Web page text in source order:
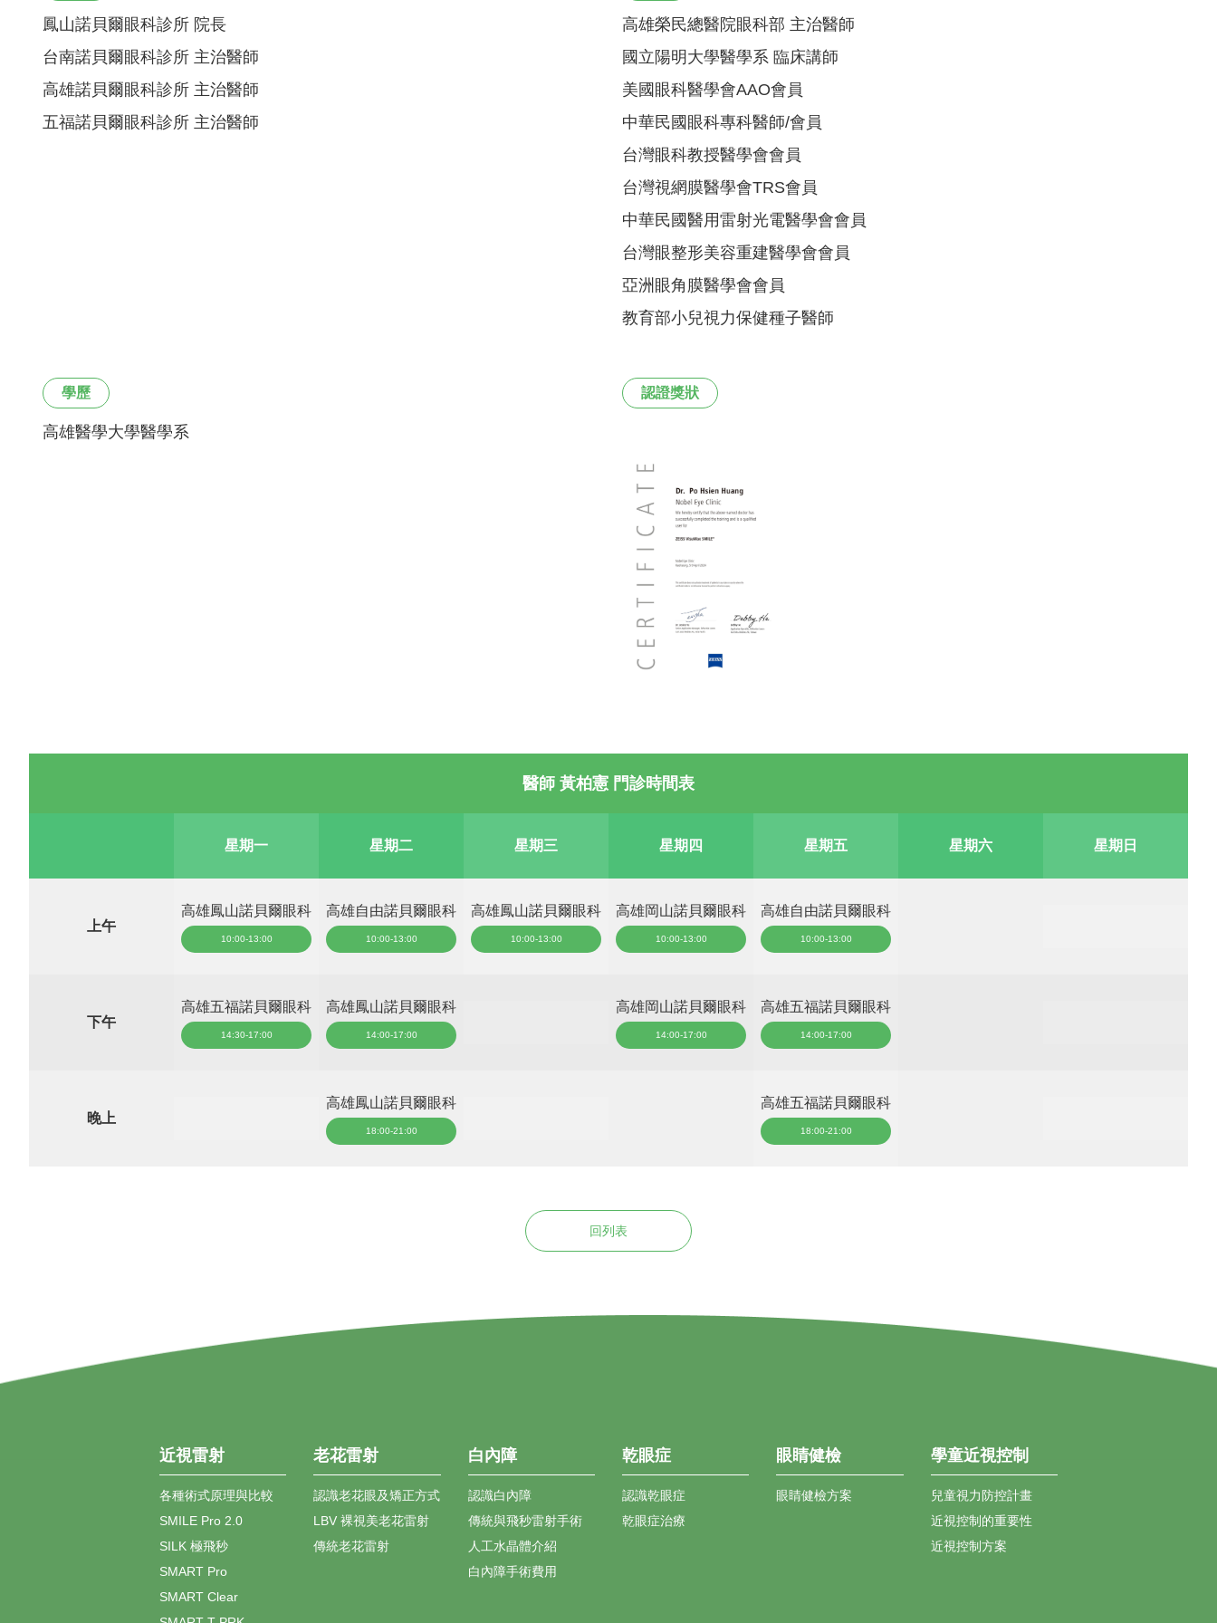
鳳山諾貝爾眼科診所 院長
台南諾貝爾眼科診所 主治醫師
高雄諾貝爾眼科診所 主治醫師
五福諾貝爾眼科診所 主治醫師
高雄榮民總醫院眼科部 主治醫師
國立陽明大學醫學系 臨床講師
美國眼科醫學會AAO會員
中華民國眼科專科醫師/會員
台灣眼科教授醫學會會員
台灣視網膜醫學會TRS會員
中華民國醫用雷射光電醫學會會員
台灣眼整形美容重建醫學會會員
亞洲眼角膜醫學會會員
教育部小兒視力保健種子醫師
學歷
高雄醫學大學醫學系
認證獎狀
醫師 黃柏憲 門診時間表
星期一 星期二 星期三 星期四 星期五 星期六 星期日
上午
高雄鳳山諾貝爾眼科
10:00-13:00
高雄自由諾貝爾眼科
10:00-13:00
高雄鳳山諾貝爾眼科
10:00-13:00
高雄岡山諾貝爾眼科
10:00-13:00
高雄自由諾貝爾眼科
10:00-13:00
下午
高雄五福諾貝爾眼科
14:30-17:00
高雄鳳山諾貝爾眼科
14:00-17:00
高雄岡山諾貝爾眼科
14:00-17:00
高雄五福諾貝爾眼科
14:00-17:00
晚上
高雄鳳山諾貝爾眼科
18:00-21:00
高雄五福諾貝爾眼科
18:00-21:00
回列表
近視雷射
各種術式原理與比較
SMILE Pro 2.0
SILK 極飛秒
SMART Pro
SMART Clear
老花雷射
認識老花眼及矯正方式
LBV 裸視美老花雷射
傳統老花雷射
白內障
認識白內障
傳統與飛秒雷射手術
人工水晶體介紹
白內障手術費用
乾眼症
認識乾眼症
乾眼症治療
眼睛健檢
眼睛健檢方案
學童近視控制
兒童視力防控計畫
近視控制的重要性
近視控制方案